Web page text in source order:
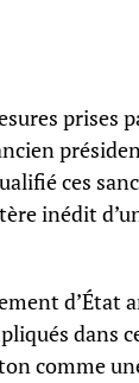
prises
ces
inédit
d’État
dans
comme